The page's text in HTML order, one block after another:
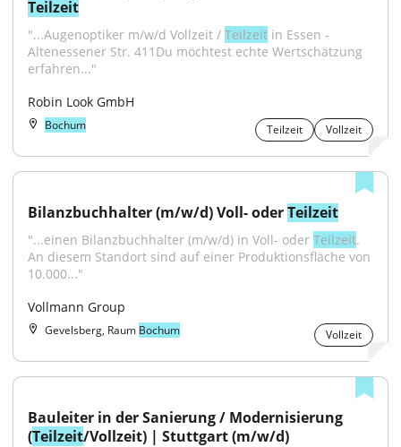
Teilzeit
"...Augenoptiker m/w/d Vollzeit / Teilzeit in Essen -
Altenessener Str. 411Du möchtest echte Wertschätzung
erfahren..."
Robin Look GmbH
Bochum Teilzeit Vollzeit
Bilanzbuchhalter (m/w/d) Voll- oder Teilzeit
"...einen Bilanzbuchhalter (m/w/d) in Voll- oder Teilzeit.
An diesem Standort sind auf einer Produktionsfläche von
10.000..."
Vollmann Group
Gevelsberg, Raum Bochum Vollzeit
Bauleiter in der Sanierung / Modernisierung
(Teilzeit/Vollzeit) | Stuttgart (m/w/d)